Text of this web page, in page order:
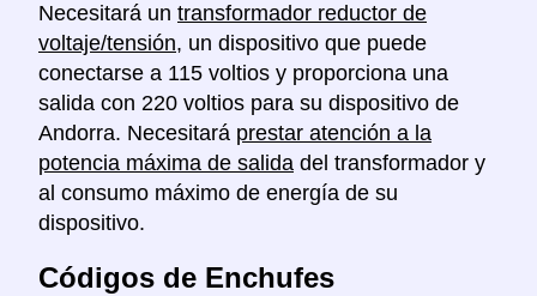
Necesitará un transformador reductor de
voltaje/tensión, un dispositivo que puede
conectarse a 115 voltios y proporciona una
salida con 220 voltios para su dispositivo de
Andorra. Necesitará prestar atención a la
potencia máxima de salida del transformador y
al consumo máximo de energía de su
dispositivo.
Códigos de Enchufes